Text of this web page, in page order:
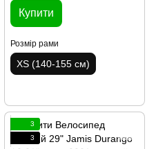
Купити
Розмір рами
XS (140-155 см)
3
3